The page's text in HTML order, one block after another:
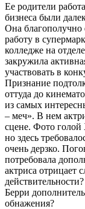
Ее родители
бизнеса были
Она благополучно
работу в
колледже на
закружила
участвовать в
Признание
оттуда до
из самых
– меч». В нем
сцене. Фото голой
но здесь
очень дерзко.
потребовала
актриса отрицает
Берри
обнажения?